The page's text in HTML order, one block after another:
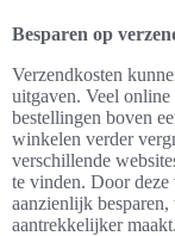
Besparen op
Verzendkosten
uitgaven. Veel
bestellingen boven
winkelen verder
verschillende
te vinden. Door
aanzienlijk
aantrekkelijker maakt.